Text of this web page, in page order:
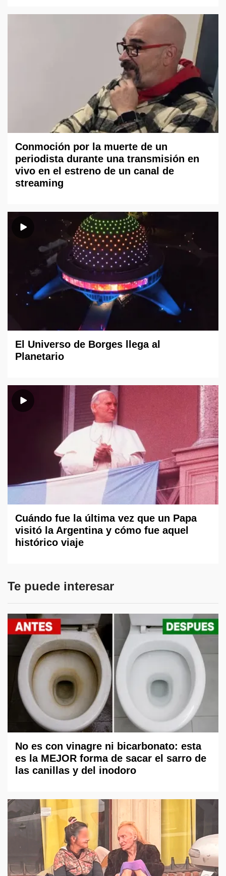
Conmoción por la muerte de un
periodista durante una transmisión en
vivo en el estreno de un canal de
streaming
El Universo de Borges llega al
Planetario
Cuándo fue la última vez que un Papa
visitó la Argentina y cómo fue aquel
histórico viaje
Te puede interesar
No es con vinagre ni bicarbonato: esta
es la MEJOR forma de sacar el sarro de
las canillas y del inodoro